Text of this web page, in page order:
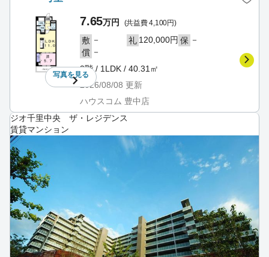
写真を見る
7.65万円 (共益費 4,100円)
敷 － 礼 120,000円 保 －
償 －
3階 / 1LDK / 40.31㎡
2026/08/08 更新
ハウスコム 豊中店
ジオ千里中央 ザ・レジデンス
賃貸マンション